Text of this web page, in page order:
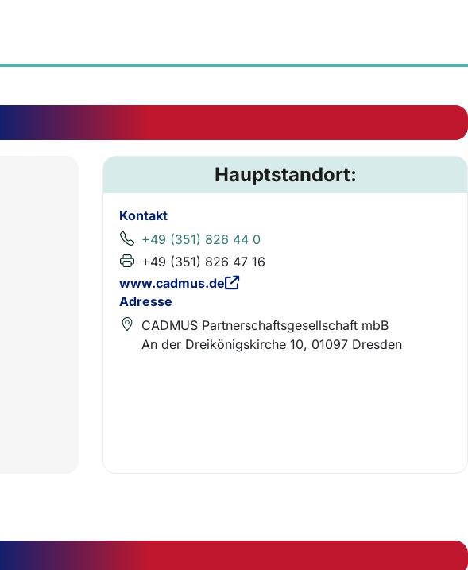
Hauptstandort:
Kontakt
+49 (351) 826 44 0
+49 (351) 826 47 16
www.cadmus.de
Adresse
CADMUS Partnerschaftsgesellschaft mbB
An der Dreikönigskirche 10, 01097 Dresden